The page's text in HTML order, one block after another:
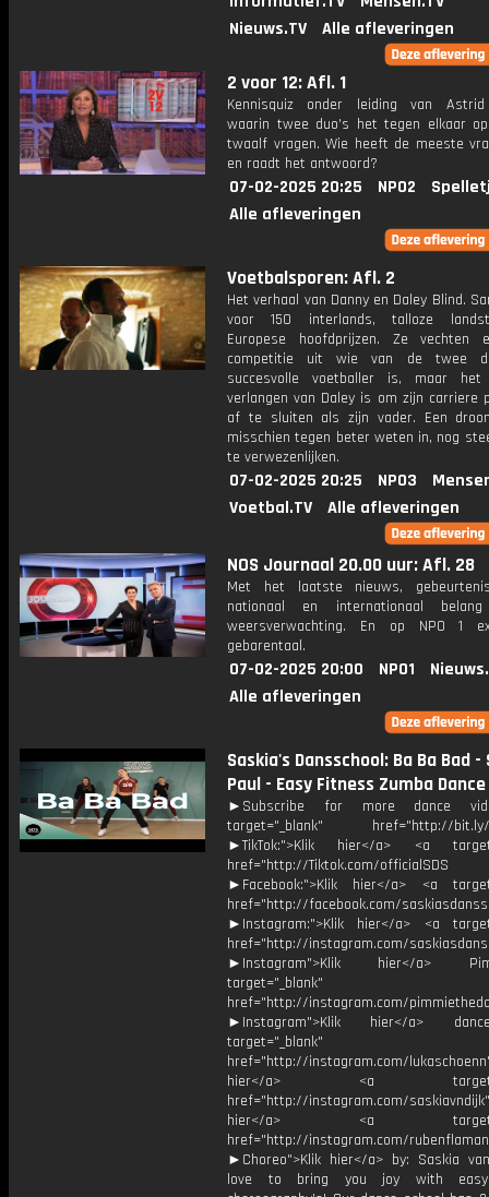
Nieuws.TV
Alle afleveringen
2 voor 12: Afl. 1
Kennisquiz onder leiding van
waarin twee duo's het tegen elkaar
twaalf vragen. Wie heeft de meeste
en raadt het antwoord?
07-02-2025 20:25 NPO2
Alle afleveringen
Voetbalsporen: Afl. 2
Het verhaal van Danny en Daley Blind.
voor 150 interlands, talloze
Europese hoofdprijzen. Ze vechten
competitie uit wie van de twee
succesvolle voetballer is, maar het
verlangen van Daley is om zijn carriere
af te sluiten als zijn vader. Een
misschien tegen beter weten in, nog
te verwezenlijken.
07-02-2025 20:25 NPO3
Voetbal.TV
Alle afleveringen
NOS Journaal 20.00 uur: Afl. 28
Met het laatste nieuws,
nationaal en internationaal
weersverwachting. En op NPO 1
gebarentaal.
07-02-2025 20:00 NPO1
Alle afleveringen
Saskia's Dansschool: Ba Ba Bad -
Paul - Easy Fitness Zumba Dance
►Subscribe for more dance
target="_blank" href="http://bit.ly/
►TikTok:">Klik hier</a> <a
href="http://Tiktok.com/officialSDS
►Facebook:">Klik hier</a> <a
href="http://facebook.com/
►Instagram:">Klik hier</a> <a
href="http://instagram.com/
►Instagram">Klik hier</a>
target="_blank"
href="http://instagram.com/
►Instagram">Klik hier</a>
target="_blank"
href="http://instagram.com/
hier</a> <a
href="http://instagram.com/
hier</a> <a
href="http://instagram.com/
►Choreo">Klik hier</a> by: Saskia
love to bring you joy with